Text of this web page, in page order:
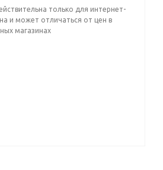
только для интернет-
и может отличаться от цен в
магазинах